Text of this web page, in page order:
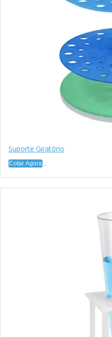
Suporte Giratório
Cotar Agora